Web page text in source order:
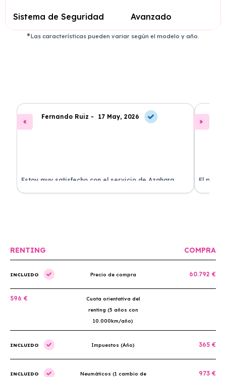
Sistema de Seguridad Avanzado
Las características pueden variar según el modelo y año.
Fernando Ruiz - 17 May, 2026
Estoy muy satisfecho con el servicio de Azahara
Renting. El coche está en perfectas condiciones y el
El
llegó
RENTING COMPRA
INCLUIDO Precio de compra 60.792 €
596 €
Cuota orientativa del
renting (5 años con
10.000km/año)
INCLUIDO Impuestos (Año) 365 €
INCLUIDO
Neumáticos (1 cambio de
973 €